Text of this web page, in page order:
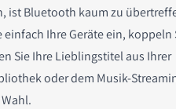
ist Bluetooth kaum zu
einfach Ihre Geräte ein, koppeln
Sie Ihre Lieblingstitel aus Ihrer
oder dem Musik-